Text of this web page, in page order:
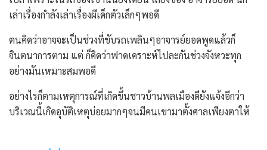
เล่าเรื่องกำลังเล่าเรื่องผีเด็กตัวเล็กๆพอดี
ตนคิดว่าอาจจะเป็นช่วงที่ขับรถเพลินๆอาจารย์ยอดพูดแล้วก็
จินตนาการตาม แต่ ก็คิดว่าฟาดเคราะห์ไปละกันช่วงจังหวะทุก
อย่างมันเหมาะสมพอดี
อย่างไรก็ตามเหตุการณ์ที่เกิดขึ้นชาวบ้านพลเมืองดียังแจ้งอีกว่า
บริเวณนี้เกิดอุบัติเหตุบ่อยมากๆจนมีคนเขามาตั้งศาลเพียงตาให้